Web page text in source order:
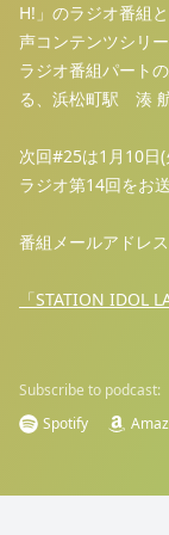
H!」のラジオ番組
声コンテンツシリー
ラジオ番組パート
る、浜松町駅 湊
次回#25は1月10日(
ラジオ第14回をお
番組メールアドレス
「STATION IDOL
Subscribe to podcast:
Spotify